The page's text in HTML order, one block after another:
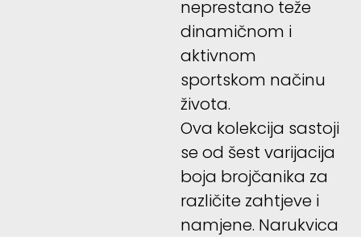
neprestano teže
dinamičnom i
aktivnom
sportskom načinu
života.
Ova kolekcija sastoji
se od šest varijacija
boja brojčanika za
različite zahtjeve i
namjene. Narukvica